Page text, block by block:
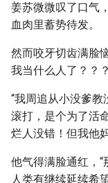
姜苏微微叹了口气
血肉里蓄势待发。
然而咬牙切齿满脸
我当什么人了？？
“我周追从小没爹
滚打，是个为了活
烂人没错！但我他
他气得满脸通红，
人类有继续延续希